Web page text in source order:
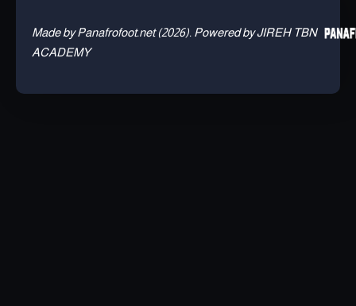
Made by Panafrofoot.net (2026). Powered by JIREH TBN
ACADEMY